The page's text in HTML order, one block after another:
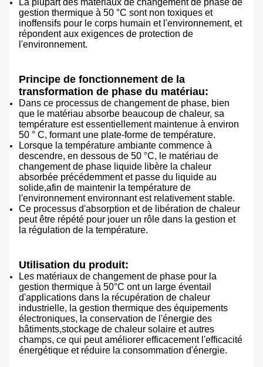
La plupart des matériaux de changement de phase de
gestion thermique à 50 °C sont non toxiques et
inoffensifs pour le corps humain et l'environnement, et
répondent aux exigences de protection de
l'environnement.
Principe de fonctionnement de la
transformation de phase du matériau:
Dans ce processus de changement de phase, bien
que le matériau absorbe beaucoup de chaleur, sa
température est essentiellement maintenue à environ
50 ° C, formant une plate-forme de température.
Lorsque la température ambiante commence à
descendre, en dessous de 50 °C, le matériau de
changement de phase liquide libère la chaleur
absorbée précédemment et passe du liquide au
solide,afin de maintenir la température de
l'environnement environnant est relativement stable.
Ce processus d'absorption et de libération de chaleur
peut être répété pour jouer un rôle dans la gestion et
la régulation de la température.
Utilisation du produit:
Les matériaux de changement de phase pour la
gestion thermique à 50°C ont un large éventail
d'applications dans la récupération de chaleur
industrielle, la gestion thermique des équipements
électroniques, la conservation de l'énergie des
bâtiments,stockage de chaleur solaire et autres
champs, ce qui peut améliorer efficacement l'efficacité
énergétique et réduire la consommation d'énergie.